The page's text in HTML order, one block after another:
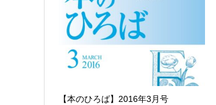
【本のひろば】2016年3月号